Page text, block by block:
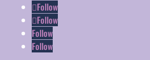
Follow
Follow
Follow
Follow